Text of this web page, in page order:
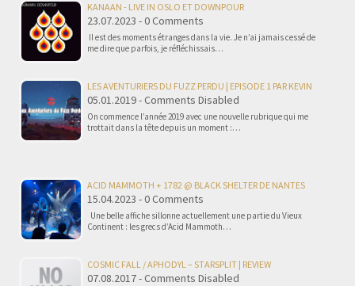
KANAAN - LIVE IN OSLO ET DOWNPOUR
23.07.2023 - 0 Comments
Il est des moments étranges dans la vie. Je n’ai jamais cessé de
me dire que parfois, je réfléchissais…
LES AVENTURIERS DU FUZZ PERDU | EPISODE 1 PAR KEVIN
05.01.2019 - Comments Disabled
On commence l’année 2019 avec une nouvelle rubrique qui me
trottait dans la tête depuis un moment :…
ACID MAMMOTH + 1782 @ BLACK SHELTER DE NANTES
15.04.2023 - 0 Comments
Une belle affiche sillonne actuellement une partie du Vieux
Continent : les grecs d’Acid Mammoth…
COSMIC FALL / APHODYL – STARSPLIT | REVIEW
07.08.2017 - Comments Disabled